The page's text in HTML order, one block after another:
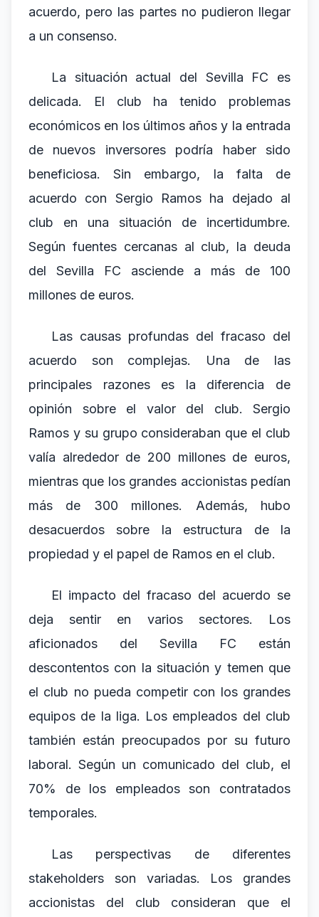
acuerdo, pero las partes no pudieron llegar
a un consenso.
La situación actual del Sevilla FC es
delicada. El club ha tenido problemas
económicos en los últimos años y la entrada
de nuevos inversores podría haber sido
beneficiosa. Sin embargo, la falta de
acuerdo con Sergio Ramos ha dejado al
club en una situación de incertidumbre.
Según fuentes cercanas al club, la deuda
del Sevilla FC asciende a más de 100
millones de euros.
Las causas profundas del fracaso del
acuerdo son complejas. Una de las
principales razones es la diferencia de
opinión sobre el valor del club. Sergio
Ramos y su grupo consideraban que el club
valía alrededor de 200 millones de euros,
mientras que los grandes accionistas pedían
más de 300 millones. Además, hubo
desacuerdos sobre la estructura de la
propiedad y el papel de Ramos en el club.
El impacto del fracaso del acuerdo se
deja sentir en varios sectores. Los
aficionados del Sevilla FC están
descontentos con la situación y temen que
el club no pueda competir con los grandes
equipos de la liga. Los empleados del club
también están preocupados por su futuro
laboral. Según un comunicado del club, el
70% de los empleados son contratados
temporales.
Las perspectivas de diferentes
stakeholders son variadas. Los grandes
accionistas del club consideran que el